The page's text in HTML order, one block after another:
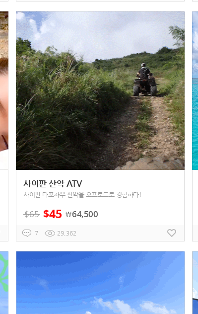
사이판 산악 ATV
사이판 타포차우 산악을 오프로드로 경험하다!
$65 $45 ￦64,500
7 29,362